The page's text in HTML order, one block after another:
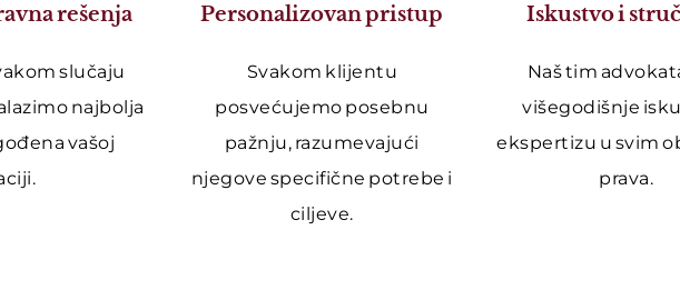
rešenja
slučaju
najbolja
vašoj
Personalizovan pristup
Svakom klijentu
posvećujemo posebnu
pažnju, razumevajući
njegove specifične potrebe i
ciljeve.
Iskustvo i
Naš tim
višegodišnje
ekspertizu u svim
prava.